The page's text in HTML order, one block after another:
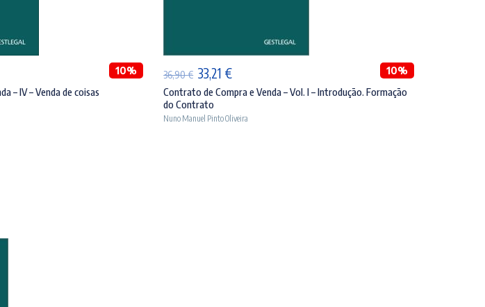
10%
– IV – Venda de coisas
36,90€ O
preço
original
33,21 €O
preço
10%
Contrato de Compra e Venda – Vol. I – Introdução. Formação
do Contrato
Nuno Manuel Pinto Oliveira